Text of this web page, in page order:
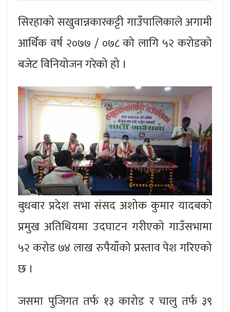
सिरहाको सखुवान्नकारकट्टी गाउँपालिकाले अगामी
आर्थिक वर्ष २०७७ / ०७८ को लागि ५२ करोडको
बजेट विनियोजन गरेको हो ।
बुधबार प्रदेश सभा संसद अशोक कुमार यादबको
प्रमुख अतिथियमा उदघाटन गरीएको गाउँसभामा
५२ करोड ७४ लाख रुपैयाँको प्रस्ताव पेश गरिएको
छ ।
जसमा पुजिगत तर्फ १३ कारोड र चालु तर्फ ३९